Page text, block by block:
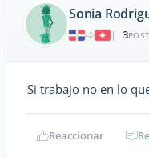
Sonia
|
3
Si trabajo no en lo
Reaccionar